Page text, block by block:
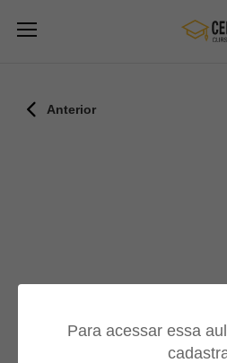
Para acessar essa
Anterior